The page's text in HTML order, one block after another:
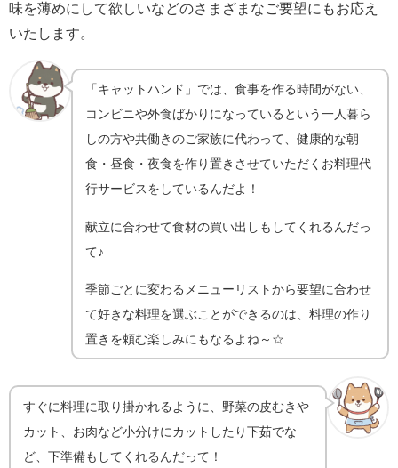
味を薄めにして欲しいなどのさまざまなご要望にもお応え
いたします。
「キャットハンド」では、食事を作る時間がない、
コンビニや外食ばかりになっているという一人暮ら
しの方や共働きのご家族に代わって、健康的な朝
食・昼食・夜食を作り置きさせていただくお料理代
行サービスをしているんだよ！
献立に合わせて食材の買い出しもしてくれるんだっ
て♪
季節ごとに変わるメニューリストから要望に合わせ
て好きな料理を選ぶことができるのは、料理の作り
置きを頼む楽しみにもなるよね～☆
すぐに料理に取り掛かれるように、野菜の皮むきや
カット、お肉など小分けにカットしたり下茹でな
ど、下準備もしてくれるんだって！